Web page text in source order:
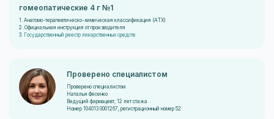
гомеопатические 4 г №1
1. Анатомо-терапевтическо-химическая классификация (ATX)
2. Официальная инструкция от производителя
3.
Государственный реестр лекарственных средств
Проверено специалистом
Проверено специалистом
Наталья Фесенко
Ведущий фармацевт, 12 лет стажа
Номер 104013 0001267, регистрационный номер 52